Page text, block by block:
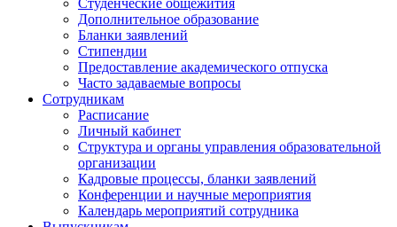
Студенческие общежития
Дополнительное образование
Бланки заявлений
Стипендии
Предоставление академического отпуска
Часто задаваемые вопросы
Сотрудникам
Расписание
Личный кабинет
Структура и органы управления образовательной
организации
Кадровые процессы, бланки заявлений
Конференции и научные мероприятия
Календарь мероприятий сотрудника